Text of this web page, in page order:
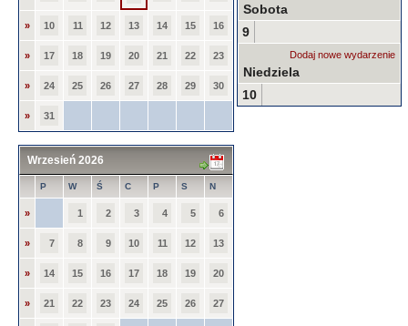
» 10 11 12 13 14 15 16
» 17 18 19 20 21 22 23
» 24 25 26 27 28 29 30
» 31
Wrzesień 2026
P W Ś C P S N
» 1 2 3 4 5 6
» 7 8 9 10 11 12 13
» 14 15 16 17 18 19 20
» 21 22 23 24 25 26 27
Sobota
9
Dodaj nowe wydarzenie
Niedziela
10